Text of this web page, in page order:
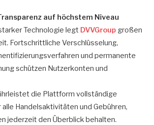
auf höchstem Niveau
Technologie legt DVVGroup großen
Fortschrittliche Verschlüsselung,
und permanente
schützen Nutzerkonten und
die Plattform vollständige
alle Handelsaktivitäten und Gebühren,
jederzeit den Überblick behalten.